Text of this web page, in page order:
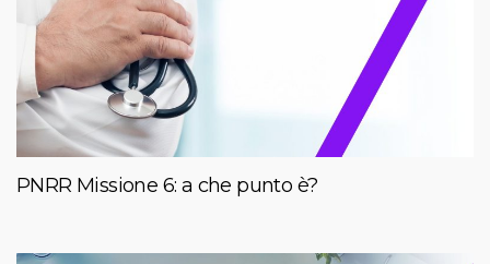
PNRR Missione 6: a che punto è?